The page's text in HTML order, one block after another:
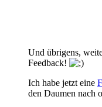
Und übrigens,
Feedback!
Ich habe jetzt eine
den Daumen nach